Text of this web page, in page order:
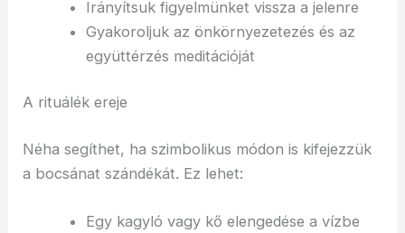
Irányítsuk figyelmünket vissza a jelenre
Gyakoroljuk az önkörnyezetezés és az
együttérzés meditációját
A rituálék ereje
Néha segíthet, ha szimbolikus módon is kifejezzük
a bocsánat szándékát. Ez lehet:
Egy kagyló vagy kő elengedése a vízbe